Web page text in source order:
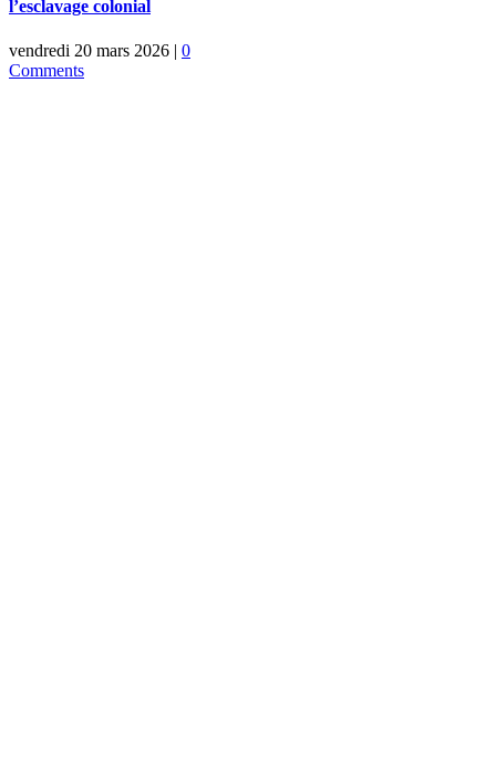
l’esclavage colonial
vendredi 20 mars 2026 | 0
Comments